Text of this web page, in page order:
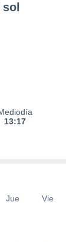
13:17
Jue Vie